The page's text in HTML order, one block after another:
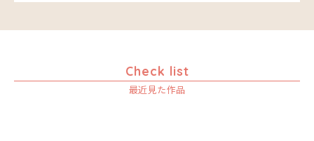
Check list
最近見た作品